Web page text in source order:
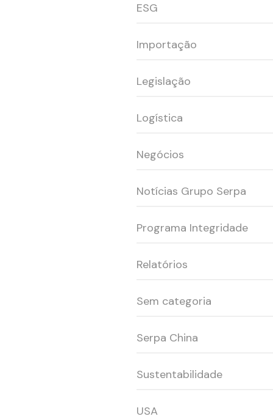
ESG
Importação
Legislação
Logística
Negócios
Notícias Grupo Serpa
Programa Integridade
Relatórios
Sem categoria
Serpa China
Sustentabilidade
USA